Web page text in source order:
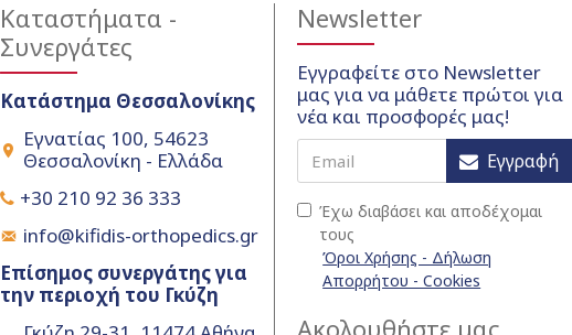
Καταστήματα -
Συνεργάτες
Κατάστημα Θεσσαλονίκης
Εγνατίας 100, 54623
Θεσσαλονίκη - Ελλάδα
+30 210 92 36 333
info@kifidis-orthopedics.gr
Επίσημος συνεργάτης για
την περιοχή του Γκύζη
Newsletter
Εγγραφείτε στο Newsletter
μας για να μάθετε πρώτοι για
νέα και προσφορές μας!
Εγγραφή
Έχω διαβάσει και αποδέχομαι
τους
Όροι Χρήσης - Δήλωση
Απορρήτου - Cookies
Ακολουθήστε μας